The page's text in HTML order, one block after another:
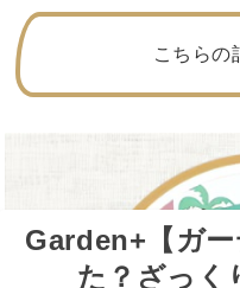
Garden+【ガ
た？ざっく
こちらの